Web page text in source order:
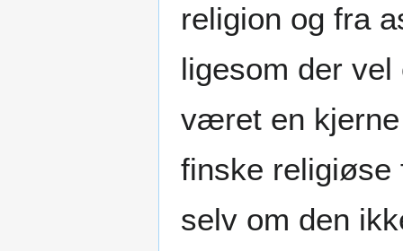
religion og fra
ligesom der vel
været en
finske religiøse
selv om den